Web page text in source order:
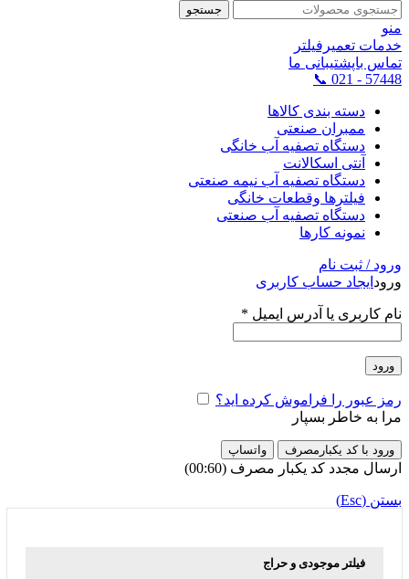
جستجو
منو
خدمات تعمیرفیلتر
تماس باپشتیبانی ما
57448 - 021 📞
دسته بندی کالاها
ممبران صنعتی
دستگاه تصفیه آب خانگی
آنتی اسکالانت
دستگاه تصفیه آب نیمه صنعتی
فیلترها وقطعات خانگی
دستگاه تصفیه آب صنعتی
نمونه کارها
ورود / ثبت نام
ورود ایجاد حساب کاربری
نام کاربری یا آدرس ایمیل *
ورود
رمز عبور را فراموش کرده اید؟
مرا به خاطر بسپار
ورود با کد یکبارمصرف واتساپ
ارسال مجدد کد یکبار مصرف (00:
60
)
بستن (Esc)
فیلتر موجودی و حراج